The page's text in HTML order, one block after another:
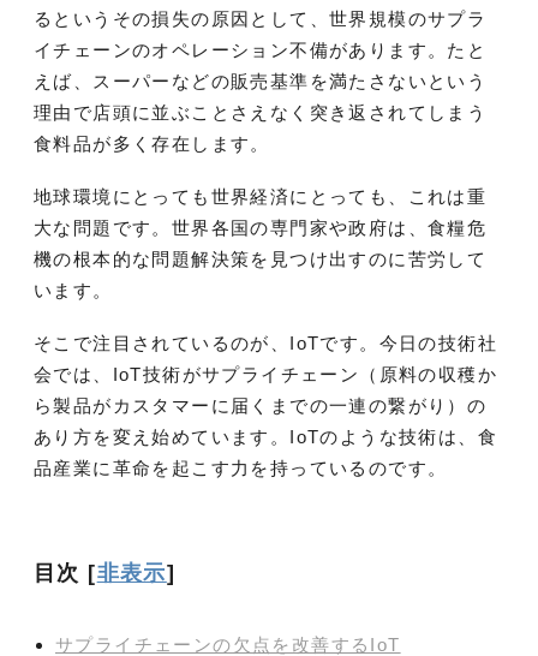
るというその損失の原因として、世界規模のサプラ
イチェーンのオペレーション不備があります。たと
えば、スーパーなどの販売基準を満たさないという
理由で店頭に並ぶことさえなく突き返されてしまう
食料品が多く存在します。
地球環境にとっても世界経済にとっても、これは重
大な問題です。世界各国の専門家や政府は、食糧危
機の根本的な問題解決策を見つけ出すのに苦労して
います。
そこで注目されているのが、IoTです。今日の技術社
会では、IoT技術がサプライチェーン（原料の収穫か
ら製品がカスタマーに届くまでの一連の繋がり）の
あり方を変え始めています。IoTのような技術は、食
品産業に革命を起こす力を持っているのです。
目次 [非表示]
サプライチェーンの欠点を改善するIoT